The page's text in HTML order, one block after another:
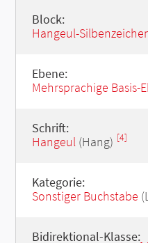
Block:
Hangeul-
Ebene:
Mehrsprachige Basis-
Schrift:
Hangeul(Hang) [4]
Kategorie:
Sonstiger Buchstabe
Bidirektional-Klasse: